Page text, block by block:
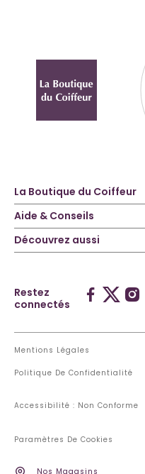
La Boutique du Coiffeur
Aide & Conseils
Découvrez aussi
Restez
connectés
Mentions Légales
Politique De Confidentialité
Accessibilité : Non Conforme
Paramètres De Cookies
Nos Magasins